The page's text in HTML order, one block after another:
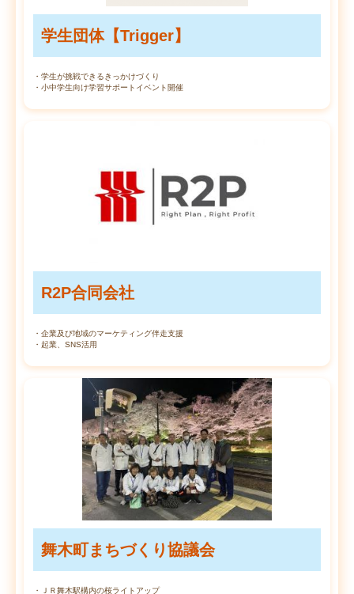
学生団体【Trigger】
・学生が挑戦できるきっかけづくり
・小中学生向け学習サポートイベント開催
R2P合同会社
・企業及び地域のマーケティング伴走支援
・起業、SNS活用
舞木町まちづくり協議会
・ＪＲ舞木駅構内の桜ライトアップ